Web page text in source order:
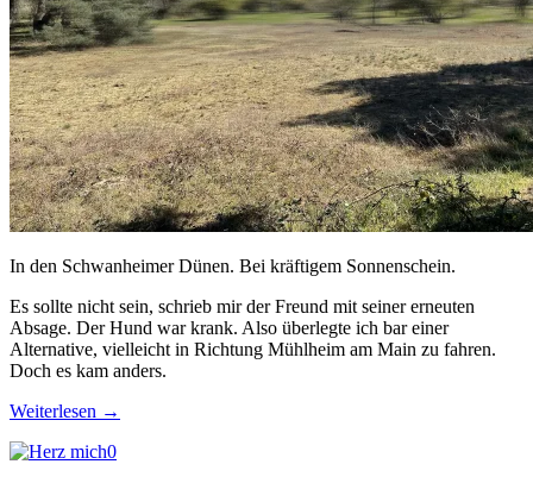
In den Schwanheimer Dünen. Bei kräftigem Sonnenschein.
Es sollte nicht sein, schrieb mir der Freund mit seiner erneuten
Absage. Der Hund war krank. Also überlegte ich bar einer
Alternative, vielleicht in Richtung Mühlheim am Main zu fahren.
Doch es kam anders.
Weiterlesen →
0